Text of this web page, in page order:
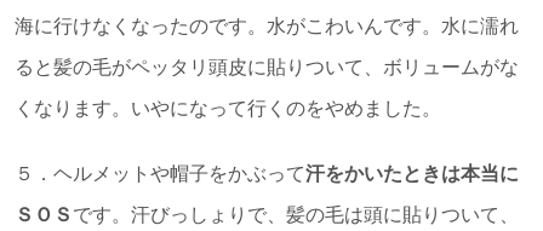
海に行けなくなったのです。水がこわいんです。水に濡れ
ると髪の毛がペッタリ頭皮に貼りついて、ボリュームがな
くなります。いやになって行くのをやめました。
５．ヘルメットや帽子をかぶって汗をかいたときは本当に
ＳＯＳです。汗びっしょりで、髪の毛は頭に貼りついて、